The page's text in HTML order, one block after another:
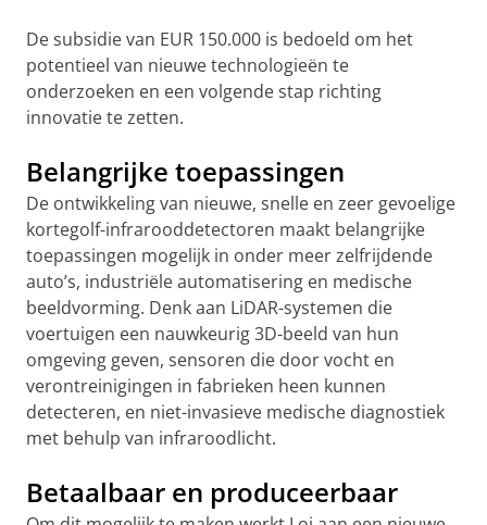
De subsidie van EUR 150.000 is bedoeld om het
potentieel van nieuwe technologieën te
onderzoeken en een volgende stap richting
innovatie te zetten.
Belangrijke toepassingen
De ontwikkeling van nieuwe, snelle en zeer gevoelige
kortegolf-infrarooddetectoren maakt belangrijke
toepassingen mogelijk in onder meer zelfrijdende
auto’s, industriële automatisering en medische
beeldvorming. Denk aan LiDAR-systemen die
voertuigen een nauwkeurig 3D-beeld van hun
omgeving geven, sensoren die door vocht en
verontreinigingen in fabrieken heen kunnen
detecteren, en niet-invasieve medische diagnostiek
met behulp van infraroodlicht.
Betaalbaar en produceerbaar